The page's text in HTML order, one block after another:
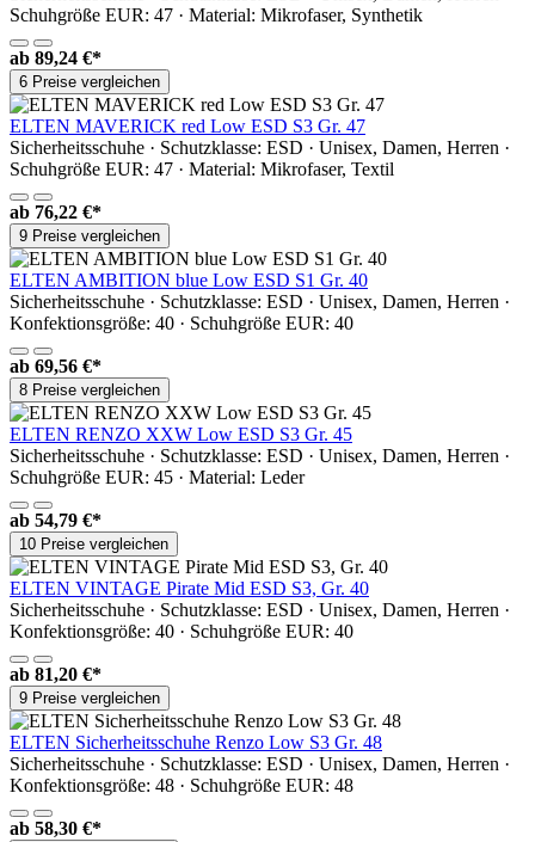
Schuhgröße EUR: 47 · Material: Mikrofaser, Synthetik
ab 89,24 €*
6 Preise vergleichen
ELTEN MAVERICK red Low ESD S3 Gr. 47
Sicherheitsschuhe · Schutzklasse: ESD · Unisex, Damen, Herren ·
Schuhgröße EUR: 47 · Material: Mikrofaser, Textil
ab 76,22 €*
9 Preise vergleichen
ELTEN AMBITION blue Low ESD S1 Gr. 40
Sicherheitsschuhe · Schutzklasse: ESD · Unisex, Damen, Herren ·
Konfektionsgröße: 40 · Schuhgröße EUR: 40
ab 69,56 €*
8 Preise vergleichen
ELTEN RENZO XXW Low ESD S3 Gr. 45
Sicherheitsschuhe · Schutzklasse: ESD · Unisex, Damen, Herren ·
Schuhgröße EUR: 45 · Material: Leder
ab 54,79 €*
10 Preise vergleichen
ELTEN VINTAGE Pirate Mid ESD S3, Gr. 40
Sicherheitsschuhe · Schutzklasse: ESD · Unisex, Damen, Herren ·
Konfektionsgröße: 40 · Schuhgröße EUR: 40
ab 81,20 €*
9 Preise vergleichen
ELTEN Sicherheitsschuhe Renzo Low S3 Gr. 48
Sicherheitsschuhe · Schutzklasse: ESD · Unisex, Damen, Herren ·
Konfektionsgröße: 48 · Schuhgröße EUR: 48
ab 58,30 €*